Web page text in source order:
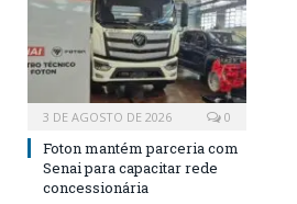
3 DE AGOSTO DE 2026 0
Foton mantém parceria com
Senai para capacitar rede
concessionária